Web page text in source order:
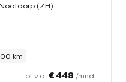
(ZH)
km
of v.a. € 448 /mnd